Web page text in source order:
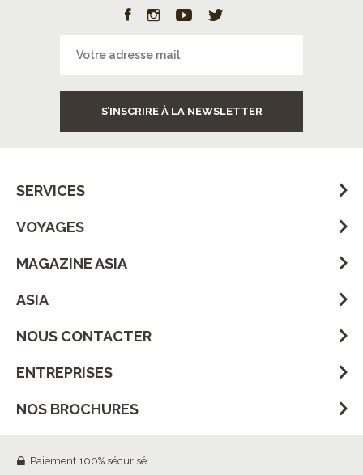
S’INSCRIRE À LA NEWSLETTER
SERVICES
VOYAGES
MAGAZINE ASIA
ASIA
NOUS CONTACTER
ENTREPRISES
NOS BROCHURES
Paiement 100% sécurisé